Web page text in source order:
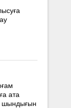
ата
шындығын